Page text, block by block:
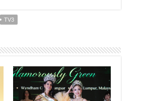
TV3